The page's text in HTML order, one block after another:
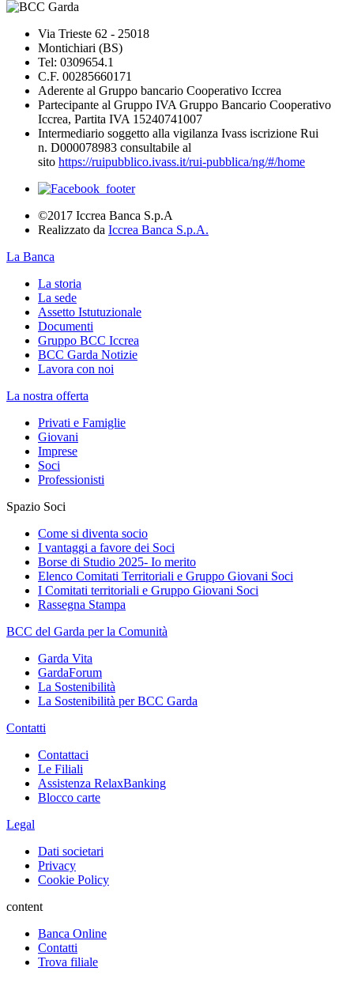
Via Trieste 62 - 25018
Montichiari (BS)
Tel: 0309654.1
C.F. 00285660171
Aderente al Gruppo bancario Cooperativo Iccrea
Partecipante al Gruppo IVA Gruppo Bancario Cooperativo
Iccrea, Partita IVA 15240741007
Intermediario soggetto alla vigilanza Ivass iscrizione Rui
n. D000078983 consultabile al
sito https://ruipubblico.ivass.it/rui-pubblica/ng/#/home
©2017 Iccrea Banca S.p.A
Realizzato da Iccrea Banca S.p.A.
La Banca
La storia
La sede
Assetto Istutuzionale
Documenti
Gruppo BCC Iccrea
BCC Garda Notizie
Lavora con noi
La nostra offerta
Privati e Famiglie
Giovani
Imprese
Soci
Professionisti
Spazio Soci
Come si diventa socio
I vantaggi a favore dei Soci
Borse di Studio 2025- Io merito
Elenco Comitati Territoriali e Gruppo Giovani Soci
I Comitati territoriali e Gruppo Giovani Soci
Rassegna Stampa
BCC del Garda per la Comunità
Garda Vita
GardaForum
La Sostenibilità
La Sostenibilità per BCC Garda
Contatti
Contattaci
Le Filiali
Assistenza RelaxBanking
Blocco carte
Legal
Dati societari
Privacy
Cookie Policy
content
Banca Online
Contatti
Trova filiale